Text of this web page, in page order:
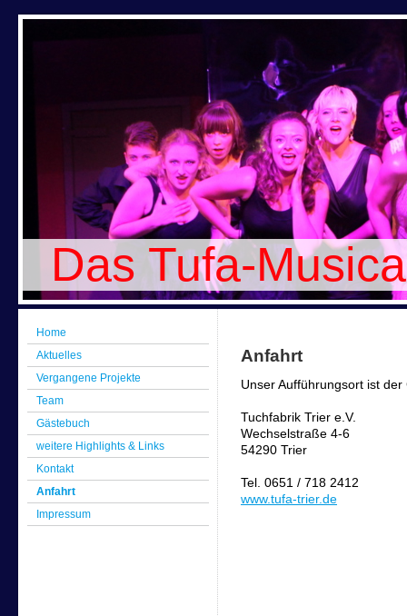
Das Tufa-
Home
Aktuelles
Vergangene Projekte
Team
Gästebuch
weitere Highlights & Links
Kontakt
Anfahrt
Impressum
Anfahrt
Unser Aufführungsort ist
Tuchfabrik Trier e.V.
Wechselstraße 4-6
54290 Trier
Tel. 0651 / 718 2412
www.tufa-trier.de